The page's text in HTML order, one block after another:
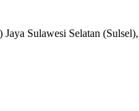
Sulawesi Selatan